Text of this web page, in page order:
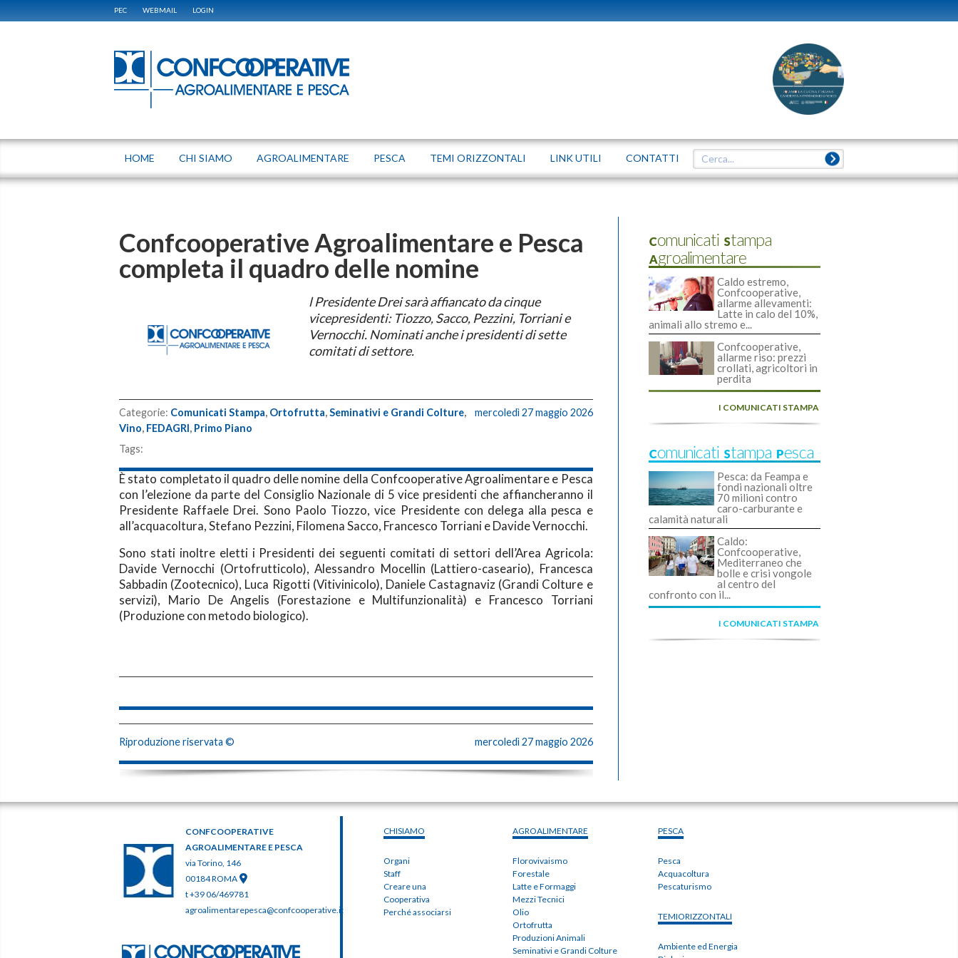
PEC WEBMAIL LOGIN
HOME CHI SIAMO AGROALIMENTARE PESCA TEMI ORIZZONTALI LINK UTILI CONTATTI
Confcooperative Agroalimentare e Pesca
completa il quadro delle nomine
l Presidente Drei sarà affiancato da cinque
vicepresidenti: Tiozzo, Sacco, Pezzini, Torriani e
Vernocchi. Nominati anche i presidenti di sette
comitati di settore.
mercoledì 27 maggio 2026
Categorie: Comunicati Stampa, Ortofrutta,Seminativi e Grandi Colture,
Vino, FEDAGRI, Primo Piano
Tags:
È stato completato il quadro delle nomine della Confcooperative Agroalimentare e Pesca
con l’elezione da parte del Consiglio Nazionale di 5 vice presidenti che affiancheranno il
Presidente Raffaele Drei. Sono Paolo Tiozzo, vice Presidente con delega alla pesca e
all’acquacoltura, Stefano Pezzini, Filomena Sacco, Francesco Torriani e Davide Vernocchi.
Sono stati inoltre eletti i Presidenti dei seguenti comitati di settori dell’Area Agricola:
Davide Vernocchi (Ortofrutticolo), Alessandro Mocellin (Lattiero-caseario), Francesca
Sabbadin (Zootecnico), Luca Rigotti (Vitivinicolo), Daniele Castagnaviz (Grandi Colture e
servizi), Mario De Angelis (Forestazione e Multifunzionalità) e Francesco Torriani
(Produzione con metodo biologico).
Riproduzione riservata © mercoledì 27 maggio 2026
Comunicati Stampa
Agroalimentare
Caldo estremo,
Confcooperative,
allarme allevamenti:
Latte in calo del 10%,
animali allo stremo e...
Confcooperative,
allarme riso: prezzi
crollati, agricoltori in
perdita
I COMUNICATI STAMPA
Comunicati Stampa Pesca
Pesca: da Feampa e
fondi nazionali oltre
70 milioni contro
caro-carburante e
calamità naturali
Caldo:
Confcooperative,
Mediterraneo che
bolle e crisi vongole
al centro del
confronto con il...
I COMUNICATI STAMPA
CONFCOOPERATIVE
AGROALIMENTARE E PESCA
via Torino, 146
00184 ROMA
t +39 06/469781
agroalimentarepesca@confcooperative.it
CHISIAMO
Organi
Staff
Creare una
Cooperativa
Perché associarsi
AGROALIMENTARE
Florovivaismo
Forestale
Latte e Formaggi
Mezzi Tecnici
Olio
Ortofrutta
Produzioni Animali
Seminativi e Grandi Colture
PESCA
Pesca
Acquacoltura
Pescaturismo
TEMIORIZZONTALI
Ambiente ed Energia